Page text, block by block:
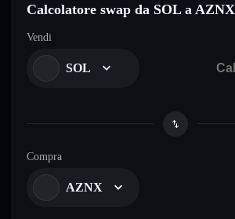
Calcolatore swap da SOL a AZNX
Vendi
SOL
Compra
AZNX